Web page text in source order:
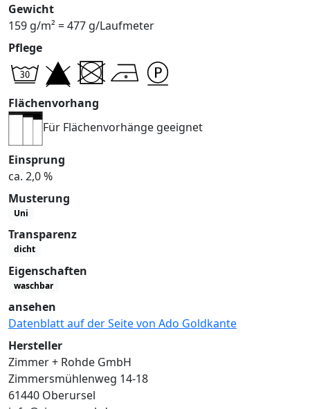
Gewicht
159 g/m² = 477 g/Laufmeter
Pflege
Flächenvorhang
Für Flächenvorhänge geeignet
Einsprung
ca. 2,0 %
Musterung
Uni
Transparenz
dicht
Eigenschaften
waschbar
ansehen
Datenblatt auf der Seite von Ado Goldkante
Hersteller
Zimmer + Rohde GmbH
Zimmersmühlenweg 14-18
61440 Oberursel